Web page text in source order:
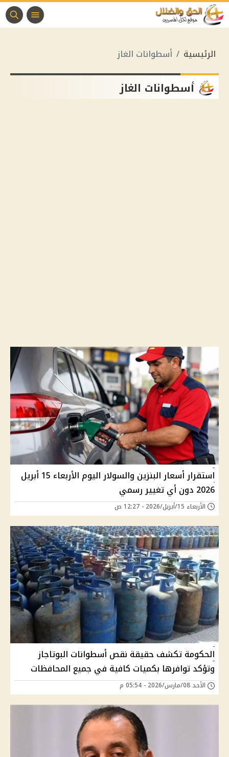
الرئيسية أسطوانات الغاز
أسطوانات الغاز
استقرار أسعار البنزين والسولار اليوم الأربعاء 15 أبريل
2026 دون أي تغيير رسمي
الأربعاء 15/أبريل/2026 - 12:27 ص
الحكومة تكشف حقيقة نقص أسطوانات البوتاجاز
وتؤكد توافرها بكميات كافية في جميع المحافظات
الأحد 08/مارس/2026 - 05:54 م